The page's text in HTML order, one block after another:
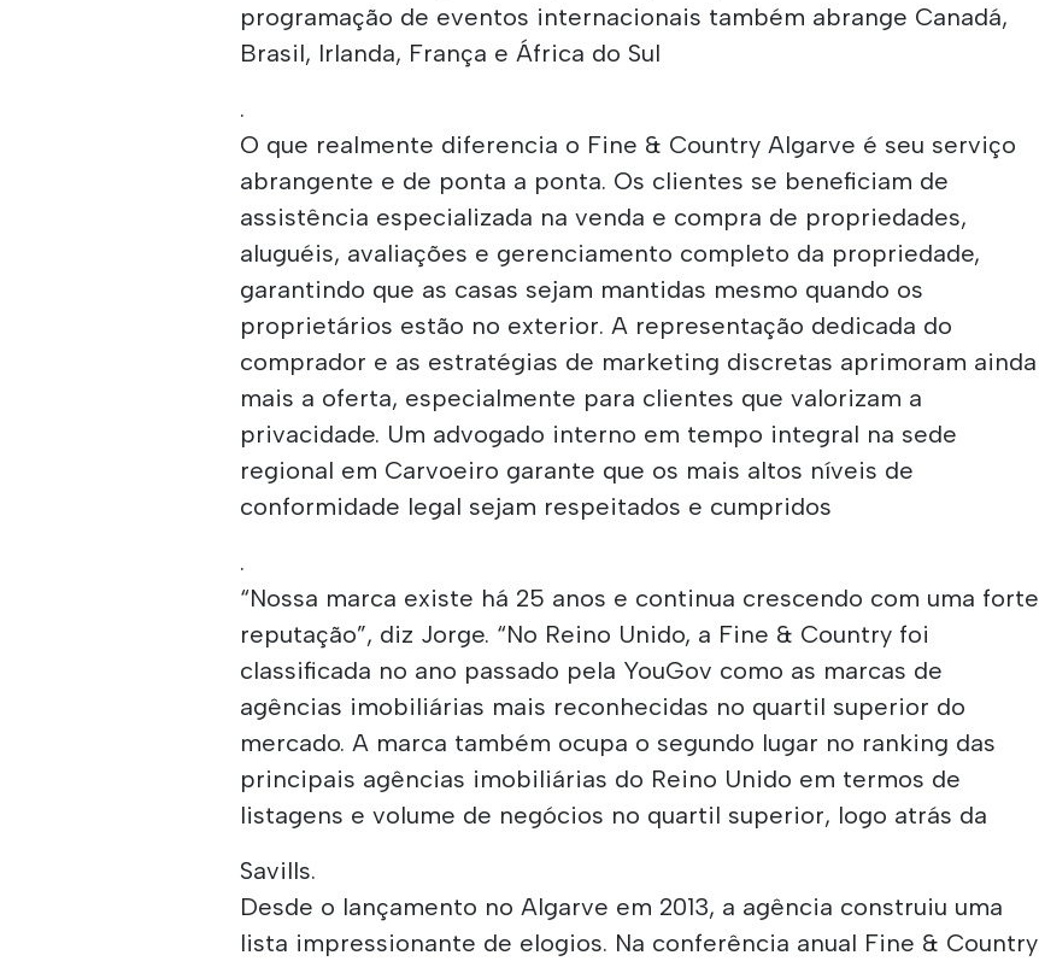
programação de eventos internacionais também abrange Canadá,
Brasil, Irlanda, França e África do Sul
.
O que realmente diferencia o Fine & Country Algarve é seu serviço
abrangente e de ponta a ponta. Os clientes se beneficiam de
assistência especializada na venda e compra de propriedades,
aluguéis, avaliações e gerenciamento completo da propriedade,
garantindo que as casas sejam mantidas mesmo quando os
proprietários estão no exterior. A representação dedicada do
comprador e as estratégias de marketing discretas aprimoram ainda
mais a oferta, especialmente para clientes que valorizam a
privacidade. Um advogado interno em tempo integral na sede
regional em Carvoeiro garante que os mais altos níveis de
conformidade legal sejam respeitados e cumpridos
.
“Nossa marca existe há 25 anos e continua crescendo com uma forte
reputação”, diz Jorge. “No Reino Unido, a Fine & Country foi
classificada no ano passado pela YouGov como as marcas de
agências imobiliárias mais reconhecidas no quartil superior do
mercado. A marca também ocupa o segundo lugar no ranking das
principais agências imobiliárias do Reino Unido em termos de
listagens e volume de negócios no quartil superior, logo atrás da
Savills.
Desde o lançamento no Algarve em 2013, a agência construiu uma
lista impressionante de elogios. Na conferência anual Fine & Country